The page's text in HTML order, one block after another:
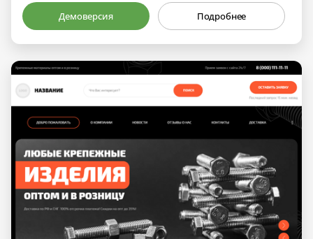
Демоверсия Подробнее